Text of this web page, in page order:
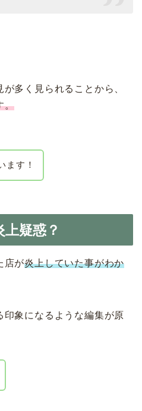
多く見られることから、
。
ます！
疑惑？
店が炎上していた事がわか
印象になるような編集が原